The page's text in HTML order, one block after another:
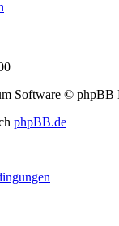
Software © phpBB
phpBB.de